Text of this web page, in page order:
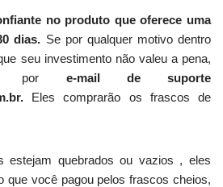
no produto que oferece uma
dias. Se por qualquer motivo dentro
seu investimento não valeu a pena,
os por e-mail de suporte
Eles comprarão os frascos de
estejam quebrados ou vazios , eles
que você pagou pelos frascos cheios,